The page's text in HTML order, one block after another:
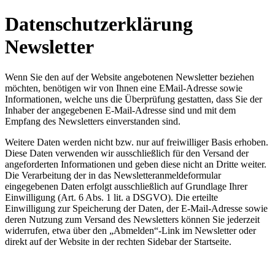
Datenschutzerklärung
Newsletter
Wenn Sie den auf der Website angebotenen Newsletter beziehen
möchten, benötigen wir von Ihnen eine EMail-Adresse sowie
Informationen, welche uns die Überprüfung gestatten, dass Sie der
Inhaber der angegebenen E-Mail-Adresse sind und mit dem
Empfang des Newsletters einverstanden sind.
Weitere Daten werden nicht bzw. nur auf freiwilliger Basis erhoben.
Diese Daten verwenden wir ausschließlich für den Versand der
angeforderten Informationen und geben diese nicht an Dritte weiter.
Die Verarbeitung der in das Newsletteranmeldeformular
eingegebenen Daten erfolgt ausschließlich auf Grundlage Ihrer
Einwilligung (Art. 6 Abs. 1 lit. a DSGVO). Die erteilte
Einwilligung zur Speicherung der Daten, der E-Mail-Adresse sowie
deren Nutzung zum Versand des Newsletters können Sie jederzeit
widerrufen, etwa über den „Abmelden“-Link im Newsletter oder
direkt auf der Website in der rechten Sidebar der Startseite.